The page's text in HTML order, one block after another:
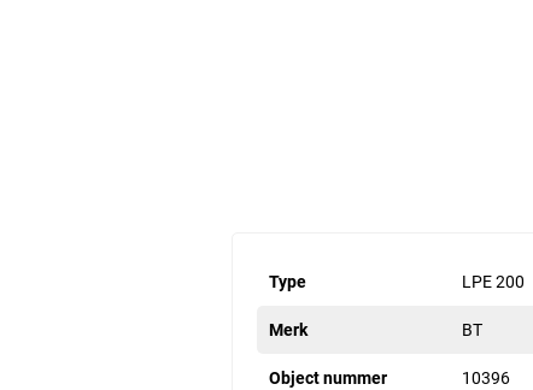
Type LPE 200
Merk BT
Object nummer 10396